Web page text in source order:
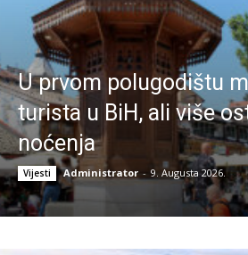
U prvom polugodištu
turista u BiH, ali više
noćenja
Vijesti Administrator - 9. Augusta 2026.